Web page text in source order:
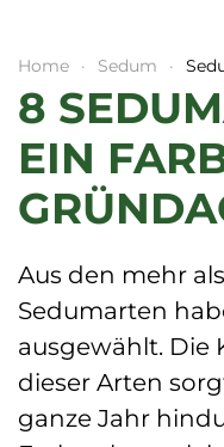
Home Sedum
8
EIN
Aus den mehr
Sedumarten
ausgewählt. Die
dieser Arten
ganze Jahr